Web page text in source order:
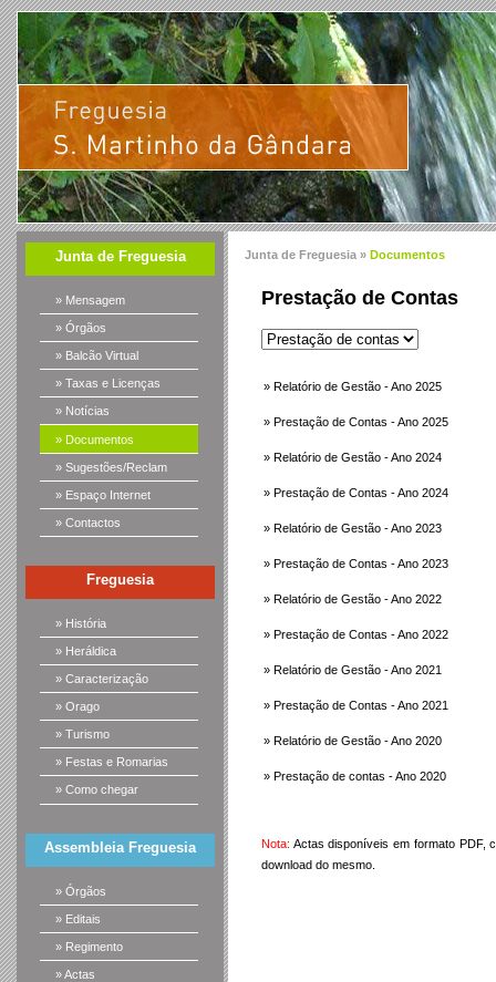
Junta de Freguesia
» Mensagem
» Órgãos
» Balcão Virtual
» Taxas e Licenças
» Notícias
» Documentos
» Sugestões/Reclam
» Espaço Internet
» Contactos
Freguesia
» História
» Heráldica
» Caracterização
» Orago
» Turismo
» Festas e Romarias
» Como chegar
Assembleia Freguesia
» Órgãos
» Editais
» Regimento
» Actas
Junta de Freguesia » Documentos
Prestação de Contas
» Relatório de Gestão - Ano 2025
» Prestação de Contas - Ano 2025
» Relatório de Gestão - Ano 2024
» Prestação de Contas - Ano 2024
» Relatório de Gestão - Ano 2023
» Prestação de Contas - Ano 2023
» Relatório de Gestão - Ano 2022
» Prestação de Contas - Ano 2022
» Relatório de Gestão - Ano 2021
» Prestação de Contas - Ano 2021
» Relatório de Gestão - Ano 2020
» Prestação de contas - Ano 2020
Nota: Actas disponíveis em formato PDF,
download do mesmo.